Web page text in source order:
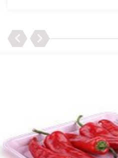
Previous
Next